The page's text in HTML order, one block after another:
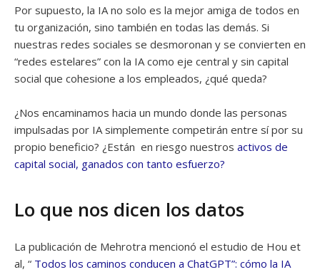
Por supuesto, la IA no solo es la mejor amiga de todos en
tu organización, sino también en todas las demás. Si
nuestras redes sociales se desmoronan y se convierten en
“redes estelares” con la IA como eje central y sin capital
social que cohesione a los empleados, ¿qué queda?
¿Nos encaminamos hacia un mundo donde las personas
impulsadas por IA simplemente competirán entre sí por su
propio beneficio? ¿Están en riesgo nuestros activos de
capital social, ganados con tanto esfuerzo?
Lo que nos dicen los datos
La publicación de Mehrotra mencionó el estudio de Hou et
al, “ Todos los caminos conducen a ChatGPT”: cómo la IA